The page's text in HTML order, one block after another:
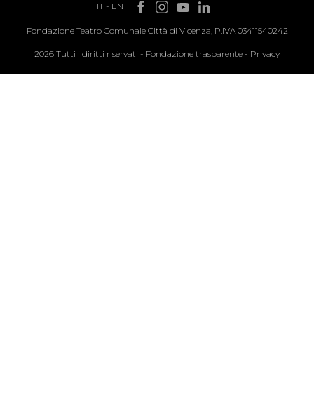
IT- EN
Fondazione Teatro Comunale Città di Vicenza, P.IVA 03411540242
2026 Tutti i diritti riservati - Fondazione trasparente - Privacy